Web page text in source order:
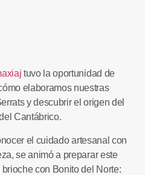
tuvo la oportunidad de
elaboramos nuestras
y descubrir el origen del
Cantábrico.
el cuidado artesanal con
se animó a preparar este
con Bonito del Norte: